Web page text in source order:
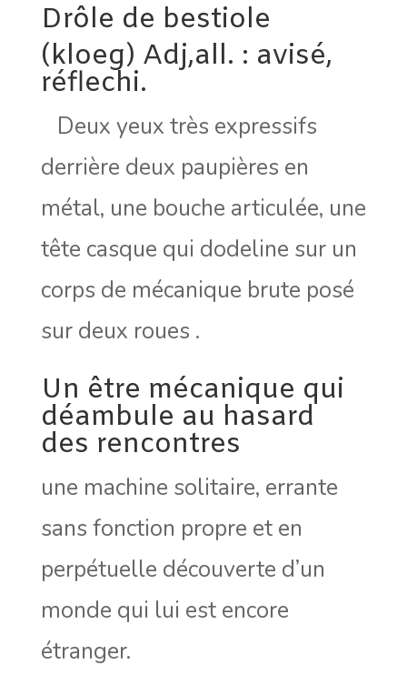
Drôle de bestiole
(kloeg) Adj,all. : avisé,
réflechi.
Deux yeux très expressifs
derrière deux paupières en
métal, une bouche articulée, une
tête casque qui dodeline sur un
corps de mécanique brute posé
sur deux roues .
Un être mécanique qui
déambule au hasard
des rencontres
une machine solitaire, errante
sans fonction propre et en
perpétuelle découverte d’un
monde qui lui est encore
étranger.